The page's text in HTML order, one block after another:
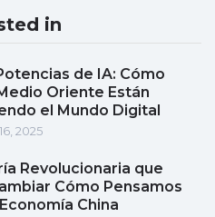
in
de IA: Cómo
Oriente Están
el Mundo Digital
2025
Revolucionaria que
Cómo Pensamos
China